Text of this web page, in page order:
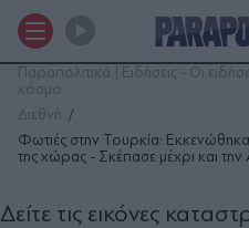
Παραπολιτικά | Ειδήσεις - Οι
κόσμο
Διεθνή
Φωτιές στην Τουρκία:
της χώρας - Σκέπασε μέχρι και την
Δείτε τις εικόνες